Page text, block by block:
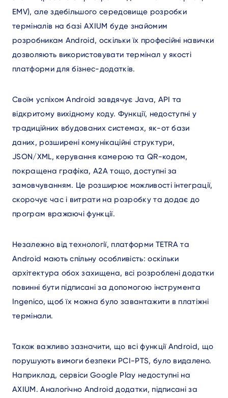
EMV), але здебільшого середовище розробки
терміналів на базі AXIUM буде знайомим
розробникам Android, оскільки їх професійні навички
дозволяють використовувати термінал у якості
платформи для бізнес-додатків.
Своїм успіхом Android завдячує Java, API та
відкритому вихідному коду. Функції, недоступні у
традиційних вбудованих системах, як-от бази
даних, розширені комунікаційні структури,
JSON/XML, керування камерою та QR-кодом,
покращена графіка, A2A тощо, доступні за
замовчуванням. Це розширює можливості інтеграції,
скорочує час і витрати на розробку та додає до
програм вражаючі функції.
Незалежно від технології, платформи TETRA та
Android мають спільну особливість: оскільки
архітектура обох захищена, всі розроблені додатки
повинні бути підписані за допомогою інструмента
Ingenico, щоб їх можна було завантажити в платіжні
термінали.
Також важливо зазначити, що всі функції Android, що
порушують вимоги безпеки PCI-PTS, було видалено.
Наприклад, сервіси Google Play недоступні на
AXIUM. Аналогічно Android додатки, підписані за